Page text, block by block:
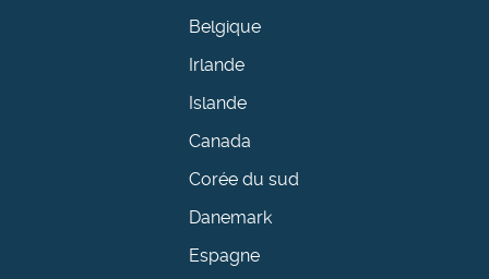
Belgique
Irlande
Islande
Canada
Corée du sud
Danemark
Espagne